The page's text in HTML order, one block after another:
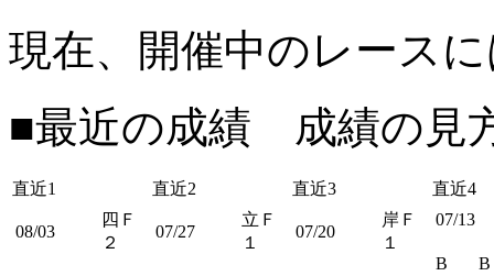
現在、開催中のレース
■最近の成績 成績の見
直近1 直近2 直近3 直近4
08/03
四Ｆ
２
07/27
立Ｆ
１
07/20
岸Ｆ
１
07/13
B B